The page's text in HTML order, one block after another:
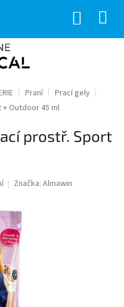
Praní
Prací gely
+ Outdoor 45 ml
prostř. Sport
Značka: Almawin